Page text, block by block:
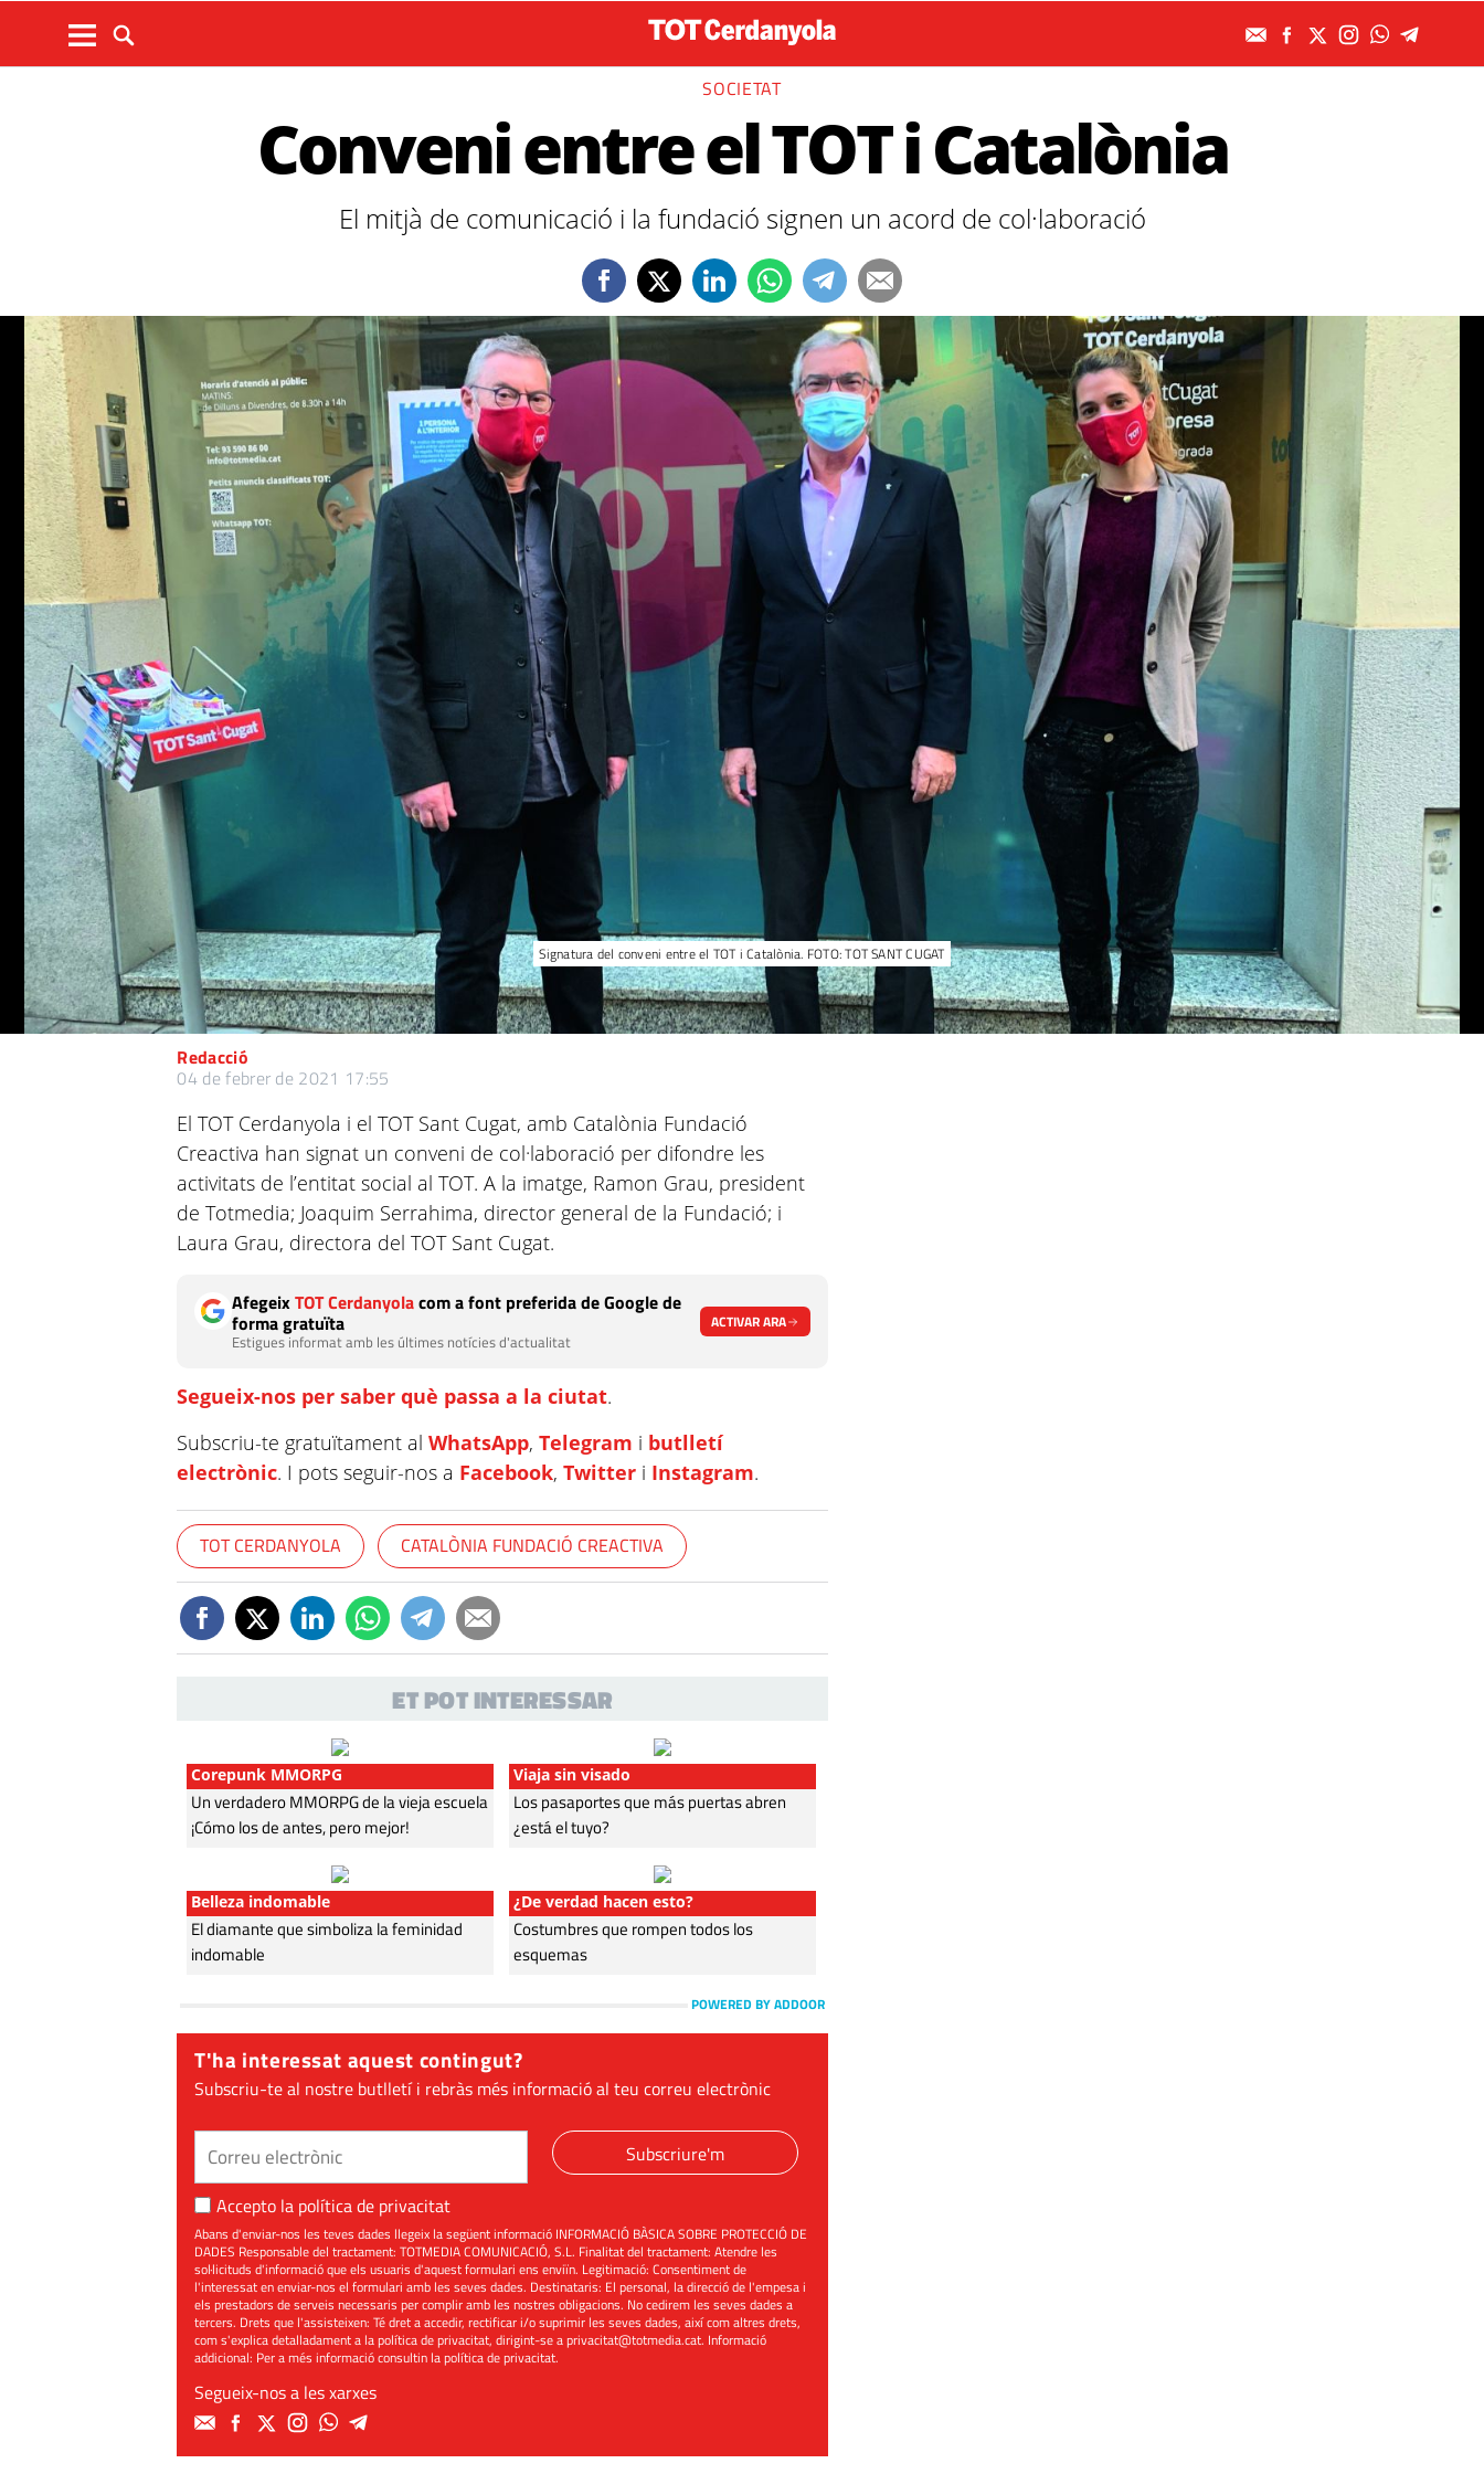
SOCIETAT
Conveni entre el TOT i Catalònia
El mitjà de comunicació i la fundació signen un acord de col·laboració
Signatura del conveni entre el TOT i Catalònia. FOTO: TOT SANT CUGAT
Redacció
04 de febrer de 2021 17:55
El TOT Cerdanyola i el TOT Sant Cugat, amb Catalònia Fundació
Creactiva han signat un conveni de col·laboració per difondre les
activitats de l’entitat social al TOT. A la imatge, Ramon Grau, president
de Totmedia; Joaquim Serrahima, director general de la Fundació; i
Laura Grau, directora del TOT Sant Cugat.
AfegeixTOT Cerdanyolacom a font preferida de Google de
forma gratuïta
Estigues informat amb les últimes notícies d'actualitat
ACTIVAR ARA
Segueix-nos per saber què passa a la ciutat.
Subscriu-te gratuïtament alWhatsApp,Telegram i butlletí
electrònic. I pots seguir-nos a Facebook,Twitter i Instagram.
TOT CERDANYOLA CATALÒNIA FUNDACIÓ CREACTIVA
ET POT INTERESSAR
Corepunk MMORPG
Un verdadero MMORPG de la vieja escuela
¡Cómo los de antes, pero mejor!
Viaja sin visado
Los pasaportes que más puertas abren
¿está el tuyo?
Belleza indomable
El diamante que simboliza la feminidad
indomable
¿De verdad hacen esto?
Costumbres que rompen todos los
esquemas
POWERED BY ADDOOR
T'ha interessat aquest contingut?
Subscriu-te al nostre butlletí i rebràs més informació al teu correu electrònic
Subscriure'm
Accepto la política de privacitat
Abans d'enviar-nos les teves dades llegeix la següent informació INFORMACIÓ BÀSICA SOBRE PROTECCIÓ DE
DADES Responsable del tractament: TOTMEDIA COMUNICACIÓ, S.L. Finalitat del tractament: Atendre les
sol·licituds d'informació que els usuaris d'aquest formulari ens enviïn. Legitimació: Consentiment de
l'interessat en enviar-nos el formulari amb les seves dades. Destinataris: El personal, la direcció de l'empesa i
els prestadors de serveis necessaris per complir amb les nostres obligacions. No cedirem les seves dades a
tercers. Drets que l'assisteixen: Té dret a accedir, rectificar i/o suprimir les seves dades, així com altres drets,
com s'explica detalladament a la política de privacitat, dirigint-se aprivacitat@totmedia.cat. Informació
addicional: Per a més informació consultin lapolítica de privacitat.
Segueix-nos a les xarxes